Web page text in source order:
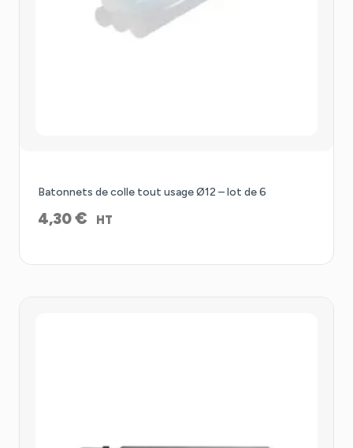
Batonnets de colle tout usage Ø12 – lot de 6
4,30€ HT